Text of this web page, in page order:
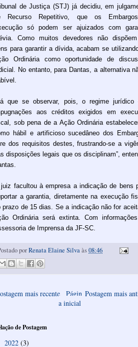
de Justiça (STJ) já decidiu, em
Recurso Repetitivo, que os
só podem ser ajuizados com
Como muitos devedores não
para garantir a dívida, acabam se
Ordinária como oportunidade de
No entanto, para Dantas, a alternativa
que se observar, pois, o regime jurídico
aos créditos exigidos em
sob pena de a Ação Ordinária
hábil e artificioso sucedâneo dos
dos requisitos destes, frustrando-se a
disposições legais que os disciplinam”,
facultou à empresa a indicação de bens
a garantia, diretamente na execução
prazo de 15 dias. Se a indicação não for
Ordinária será extinta. Com
de Imprensa da JF-SC.
porRenata Elaine Silvaàs08:46
mais recente Postagem mais
Págin
a inicial
de Postagem
2022 (3)